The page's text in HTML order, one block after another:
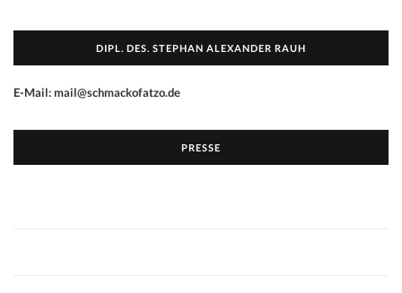
DIPL. DES. STEPHAN ALEXANDER RAUH
E-Mail: mail@schmackofatzo.de
PRESSE